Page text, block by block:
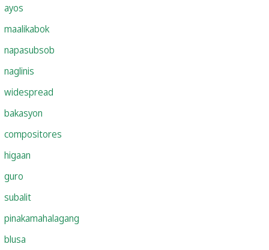
ayos
maalikabok
napasubsob
naglinis
widespread
bakasyon
compositores
higaan
guro
subalit
pinakamahalagang
blusa